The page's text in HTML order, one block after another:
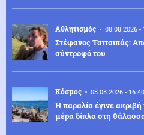
Αθλητισμός 08.08.2026 -
Στέφανος Τσιτσιπάς:
σύντροφό του
Κόσμος 08.08.2026 - 16:40
Η παραλία έγινε
μέρα δίπλα στη